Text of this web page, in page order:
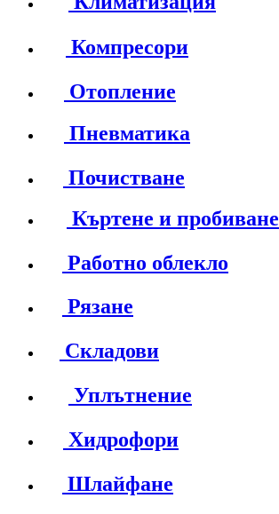
Компресори
Отопление
Пневматика
Почистване
Къртене и пробиване
Работно облекло
Рязане
Складови
Уплътнение
Хидрофори
Шлайфане